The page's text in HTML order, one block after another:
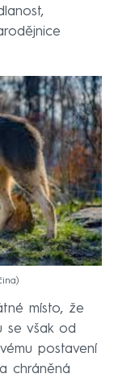
místo, že
se však od
postavení
chráněná